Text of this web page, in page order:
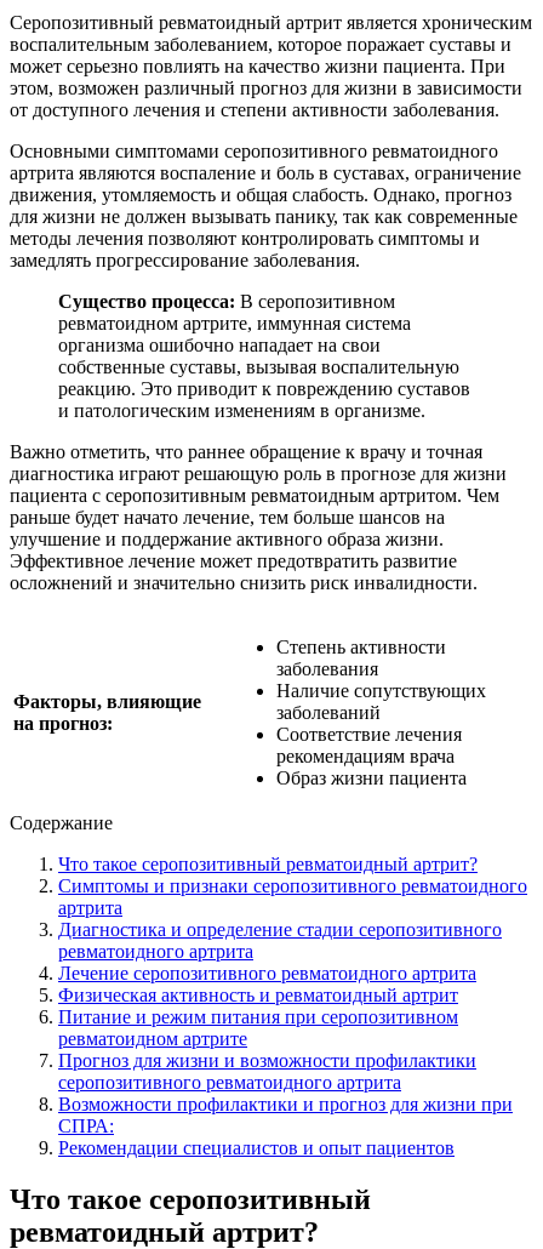
Серопозитивный ревматоидный артрит является хроническим
воспалительным заболеванием, которое поражает суставы и
может серьезно повлиять на качество жизни пациента. При
этом, возможен различный прогноз для жизни в зависимости
от доступного лечения и степени активности заболевания.
Основными симптомами серопозитивного ревматоидного
артрита являются воспаление и боль в суставах, ограничение
движения, утомляемость и общая слабость. Однако, прогноз
для жизни не должен вызывать панику, так как современные
методы лечения позволяют контролировать симптомы и
замедлять прогрессирование заболевания.
Существо процесса: В серопозитивном
ревматоидном артрите, иммунная система
организма ошибочно нападает на свои
собственные суставы, вызывая воспалительную
реакцию. Это приводит к повреждению суставов
и патологическим изменениям в организме.
Важно отметить, что раннее обращение к врачу и точная
диагностика играют решающую роль в прогнозе для жизни
пациента с серопозитивным ревматоидным артритом. Чем
раньше будет начато лечение, тем больше шансов на
улучшение и поддержание активного образа жизни.
Эффективное лечение может предотвратить развитие
осложнений и значительно снизить риск инвалидности.
Факторы, влияющие
на прогноз:
Степень активности
заболевания
Наличие сопутствующих
заболеваний
Соответствие лечения
рекомендациям врача
Образ жизни пациента
Содержание
Что такое серопозитивный ревматоидный артрит?
Симптомы и признаки серопозитивного ревматоидного
артрита
Диагностика и определение стадии серопозитивного
ревматоидного артрита
Лечение серопозитивного ревматоидного артрита
Физическая активность и ревматоидный артрит
Питание и режим питания при серопозитивном
ревматоидном артрите
Прогноз для жизни и возможности профилактики
серопозитивного ревматоидного артрита
Возможности профилактики и прогноз для жизни при
СПРА:
Рекомендации специалистов и опыт пациентов
Что такое серопозитивный
ревматоидный артрит?